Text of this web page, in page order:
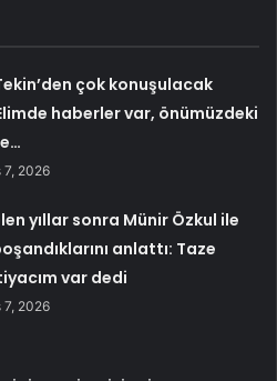
çok konuşulacak
haberler var, önümüzdeki
7, 2026
yıllar sonra Münir Özkul ile
anlattı: Taze
var dedi
7, 2026